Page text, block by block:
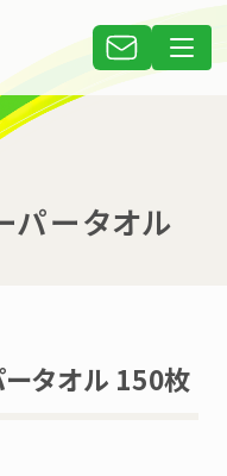
ータオル
タオル 150枚